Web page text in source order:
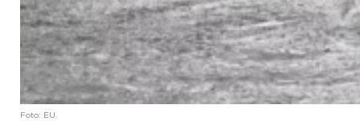
Foto: EU.